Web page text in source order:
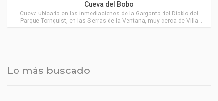
Cueva del Bobo
Cueva ubicada en las inmediaciones de la Garganta del Diablo del
Parque Tornquist, en las Sierras de la Ventana, muy cerca de Villa
Lo más buscado